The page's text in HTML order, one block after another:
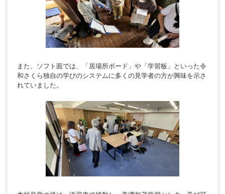
また、ソフト面では、「居場所ボード」や「学習板」といった令
和さくら独自の学びのシステムに多くの見学者の方が興味を示さ
れていました。